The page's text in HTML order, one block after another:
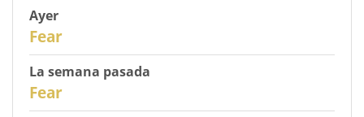
Ayer
Fear
La semana pasada
Fear